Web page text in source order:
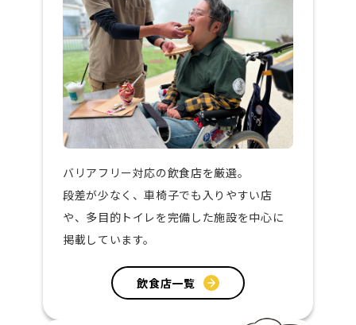
バリアフリー対応の飲食店を厳選。
段差が少なく、車椅子でも入りやすい店
や、多目的トイレを完備した施設を中心に
掲載しています。
飲食店一覧